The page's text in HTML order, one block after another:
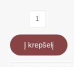
Šampūnas
3
in
Į krepšelį